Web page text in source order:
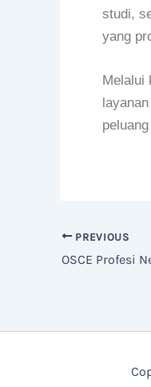
studi,
yang
Melalui
PREVIOUS
OSCE Profesi